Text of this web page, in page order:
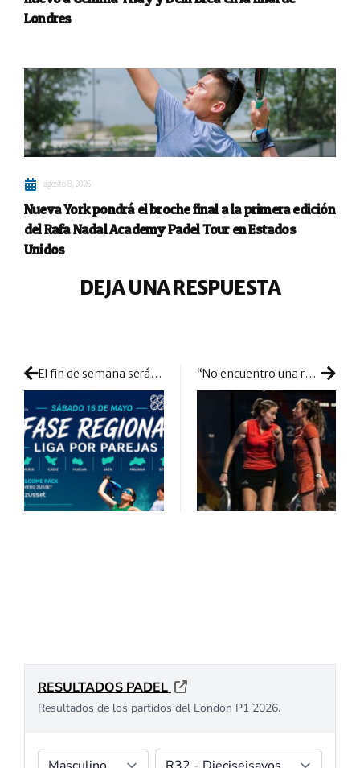
Londres
agosto 8, 2026
Nueva York pondrá el broche final a la primera edición
del Rafa Nadal Academy Padel Tour en Estados
Unidos
DEJA UNA RESPUESTA
El fin de semana será el momento de coronar a nuevos campeones “No encuentro una respuesta”: el debate que vuelve a abrir Sofía Saiz sobre el sistema de puntuación